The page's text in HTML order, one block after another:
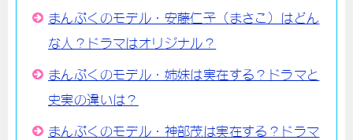
まんぷくのモデル・安藤仁子（まさこ）はどん
な人？ドラマはオリジナル？
まんぷくのモデル・姉妹は実在する？ドラマと
史実の違いは？
まんぷくのモデル・神部茂は実在する？ドラマ